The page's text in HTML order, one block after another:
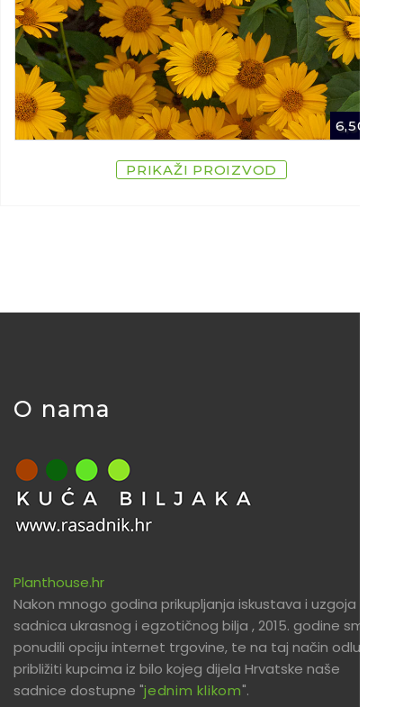
6,50
PRIKAŽI PROIZVOD
O nama
Planthouse.hr
Nakon mnogo godina prikupljanja iskustava i uzgoja
sadnica ukrasnog i egzotičnog bilja , 2015. godine smo
ponudili opciju internet trgovine, te na taj način odlučili
približiti kupcima iz bilo kojeg dijela Hrvatske naše
sadnice dostupne "jednim klikom".